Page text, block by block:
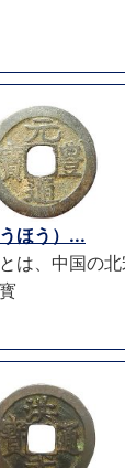
ほう）...
は、中国の